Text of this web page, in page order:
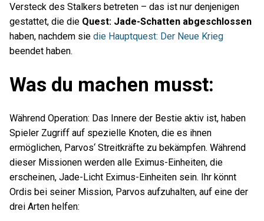
Versteck des Stalkers betreten – das ist nur denjenigen
gestattet, die die Quest: Jade-Schatten abgeschlossen
haben, nachdem sie die Hauptquest: Der Neue Krieg
beendet haben.
Was du machen musst:
Während Operation: Das Innere der Bestie aktiv ist, haben
Spieler Zugriff auf spezielle Knoten, die es ihnen
ermöglichen, Parvos‘ Streitkräfte zu bekämpfen. Während
dieser Missionen werden alle Eximus-Einheiten, die
erscheinen, Jade-Licht Eximus-Einheiten sein. Ihr könnt
Ordis bei seiner Mission, Parvos aufzuhalten, auf eine der
drei Arten helfen: